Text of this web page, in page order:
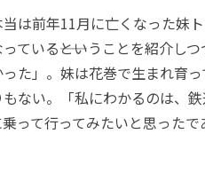
は前年11月に亡くなった妹
ている――ということを紹介し
た」。妹は花巻で生まれ育
ない。「私にわかるのは、
って行ってみたいと思ったで